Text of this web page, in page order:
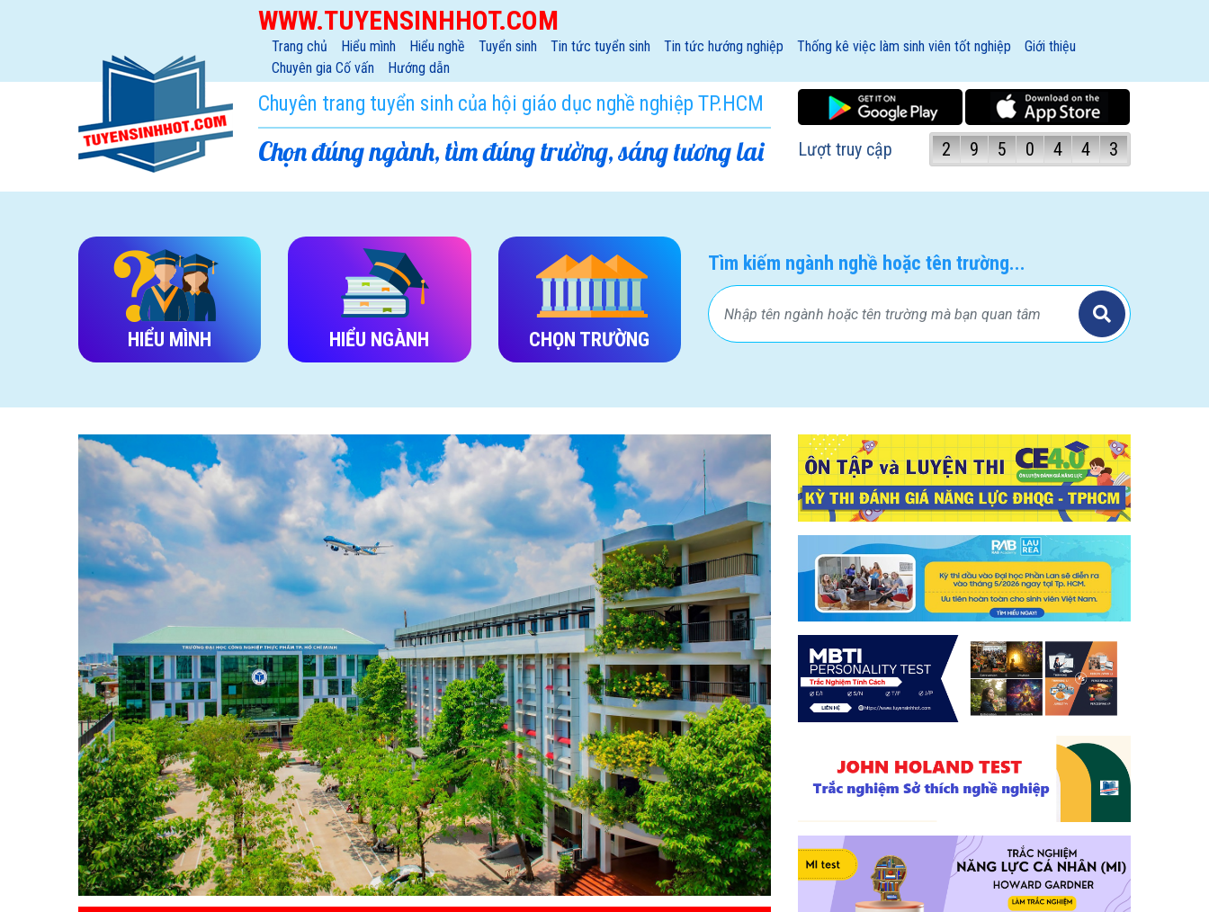
WWW.TUYENSINHHOT.COM
Trang chủ Hiểu mình Hiểu nghề Tuyển sinh Tin tức tuyển sinh Tin tức hướng nghiệp Thống kê việc làm sinh viên tốt nghiệp
Giới thiệu
Chuyên gia Cố vấn
Hướng dẫn
Chuyên trang tuyển sinh của hội giáo dục nghề nghiệp TP.HCM
Chọn đúng ngành, tìm đúng trường, sáng tương lai Lượt truy cập 2 9 5 0 4 4 3
Tìm kiếm ngành nghề hoặc tên trường...
HIỂU MÌNH HIỂU NGÀNH CHỌN TRƯỜNG